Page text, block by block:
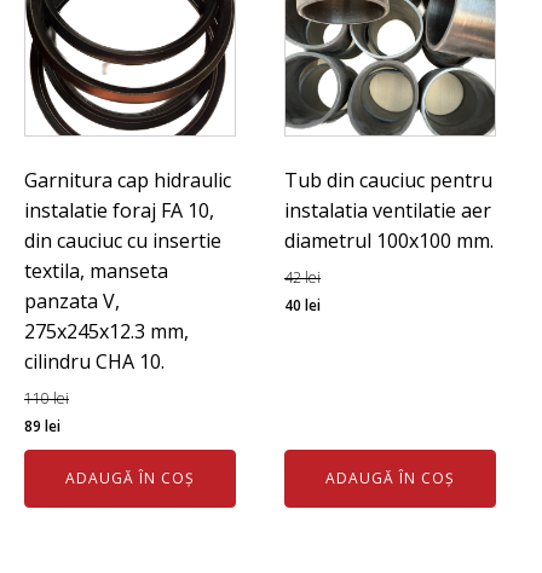
Garnitura cap hidraulic
instalatie foraj FA 10,
din cauciuc cu insertie
textila, manseta
panzata V,
275x245x12.3 mm,
cilindru CHA 10.
110lei
Prețul
inițial
fost:
89 leiPrețul
curent
este:
89 lei.
ADAUGĂ ÎN COȘ
Tub din cauciuc pentru
instalatia ventilatie aer
diametrul 100x100 mm.
42lei
Prețul
40leiPrețul
ADAUGĂ ÎN COȘ